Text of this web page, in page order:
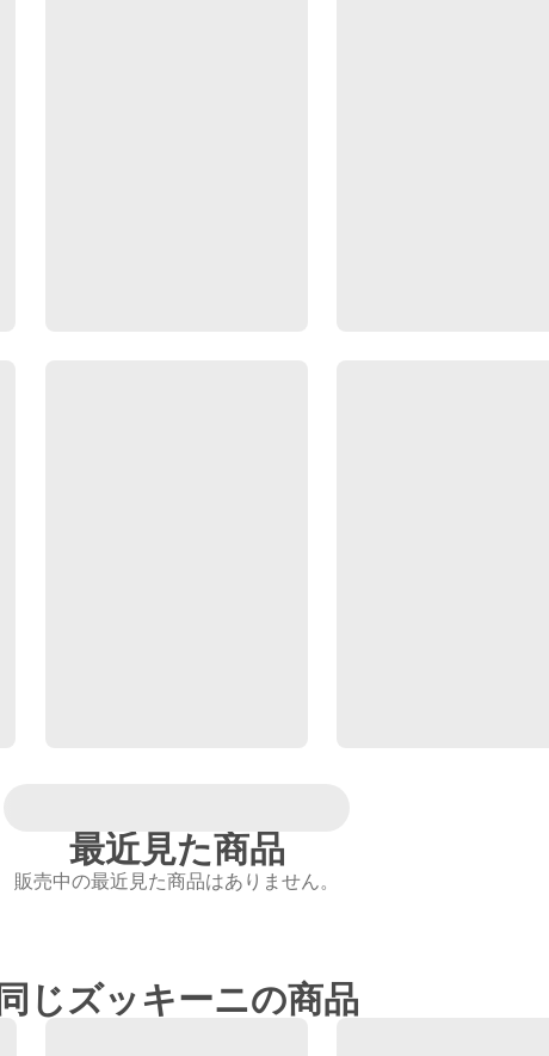
最近見た商品
販売中の最近見た商品はありません。
同じズッキーニの商品